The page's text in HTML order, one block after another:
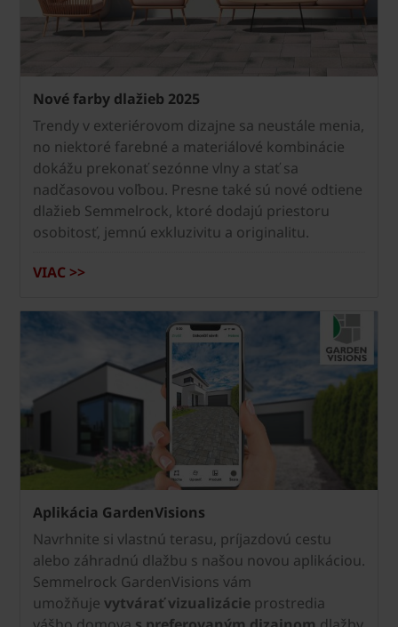
Nové farby dlažieb 2025
Trendy v exteriérovom dizajne sa neustále menia,
no niektoré farebné a materiálové kombinácie
dokážu prekonať sezónne vlny a stať sa
nadčasovou voľbou. Presne také sú nové odtiene
dlažieb Semmelrock, ktoré dodajú priestoru
osobitosť, jemnú exkluzivitu a originalitu.
VIAC >>
Aplikácia GardenVisions
Navrhnite si vlastnú terasu, príjazdovú cestu
alebo záhradnú dlažbu s našou novou aplikáciou.
Semmelrock GardenVisions vám
umožňuje vytvárať vizualizácie prostredia